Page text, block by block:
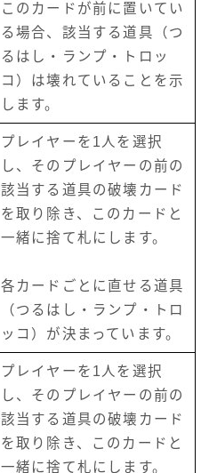
このカードが前に置いてい
る場合、該当する道具（つ
るはし・ランプ・トロッ
コ）は壊れていることを示
します。
プレイヤーを1人を選択
し、そのプレイヤーの前の
該当する道具の破壊カード
を取り除き、このカードと
一緒に捨て札にします。
各カードごとに直せる道具
（つるはし・ランプ・トロ
ッコ）が決まっています。
プレイヤーを1人を選択
し、そのプレイヤーの前の
該当する道具の破壊カード
を取り除き、このカードと
一緒に捨て札にします。